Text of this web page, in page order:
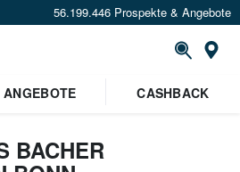
56.199.446 Prospekte & Angebote
ANGEBOTE CASHBACK
BACHER